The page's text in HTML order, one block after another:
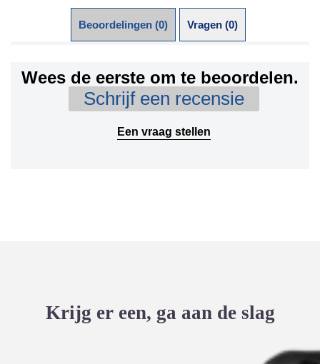
Beoordelingen (0) Vragen (0)
Wees de eerste om te beoordelen.
Schrijf een recensie
Een vraag stellen
Krijg er een, ga aan de slag